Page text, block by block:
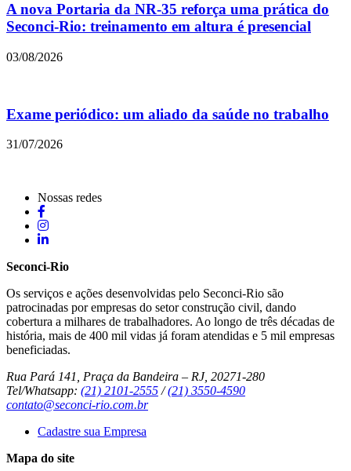
A nova Portaria da NR-35 reforça uma prática do
Seconci-Rio: treinamento em altura é presencial
03/08/2026
Exame periódico: um aliado da saúde no trabalho
31/07/2026
Nossas redes
Seconci-Rio
Os serviços e ações desenvolvidas pelo Seconci-Rio são
patrocinadas por empresas do setor construção civil, dando
cobertura a milhares de trabalhadores. Ao longo de três décadas de
história, mais de 400 mil vidas já foram atendidas e 5 mil empresas
beneficiadas.
Rua Pará 141, Praça da Bandeira – RJ, 20271-280
Tel/Whatsapp: (21) 2101-2555/(21) 3550-4590
contato@seconci-rio.com.br
Cadastre sua Empresa
Mapa do site